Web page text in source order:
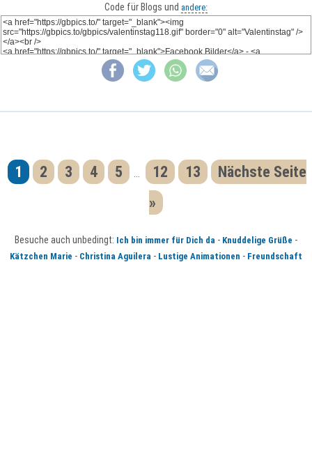
Code für Blogs und andere:
1 2 3 4 5 12 13
Nächste Seite
»
Besuche auch unbedingt: Ich bin immer für Dich da - Knuddelige Grüße -
Kätzchen Marie - Christina Aguilera - Lustige Animationen - Freundschaft